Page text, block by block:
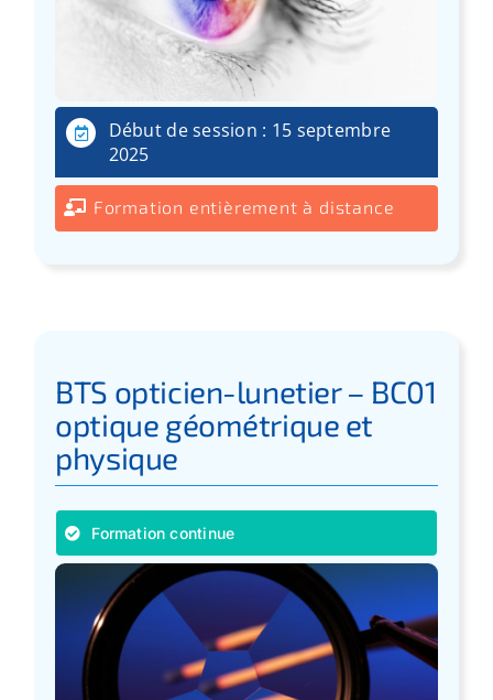
Début de session : 15 septembre
2025
Formation entièrement à distance
BTS opticien-lunetier – BC01
optique géométrique et
physique
Formation continue